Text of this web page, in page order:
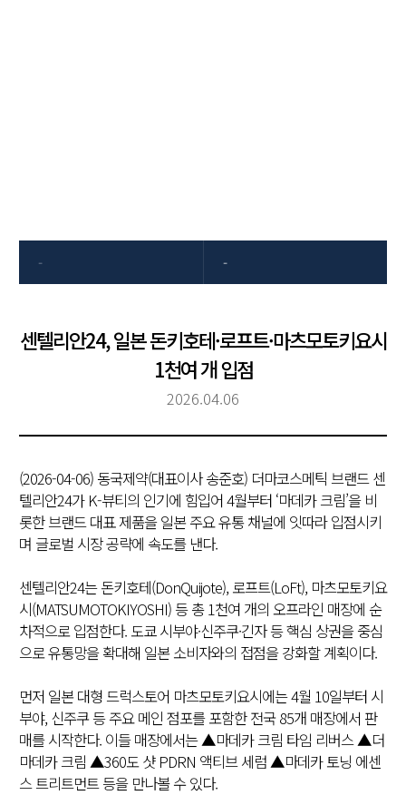
- -
센텔리안24, 일본 돈키호테·로프트·마츠모토키요시
1천여 개 입점
2026.04.06
(2026-04-06) 동국제약(대표이사 송준호) 더마코스메틱 브랜드 센
텔리안24가 K-뷰티의 인기에 힘입어 4월부터 ‘마데카 크림’을 비
롯한 브랜드 대표 제품을 일본 주요 유통 채널에 잇따라 입점시키
며 글로벌 시장 공략에 속도를 낸다.
센텔리안24는 돈키호테(DonQuijote), 로프트(LoFt), 마츠모토키요
시(MATSUMOTOKIYOSHI) 등 총 1천여 개의 오프라인 매장에 순
차적으로 입점한다. 도쿄 시부야·신주쿠·긴자 등 핵심 상권을 중심
으로 유통망을 확대해 일본 소비자와의 접점을 강화할 계획이다.
먼저 일본 대형 드럭스토어 마츠모토키요시에는 4월 10일부터 시
부야, 신주쿠 등 주요 메인 점포를 포함한 전국 85개 매장에서 판
매를 시작한다. 이들 매장에서는 ▲마데카 크림 타임 리버스 ▲더
마데카 크림 ▲360도 샷 PDRN 액티브 세럼 ▲마데카 토닝 에센
스 트리트먼트 등을 만나볼 수 있다.